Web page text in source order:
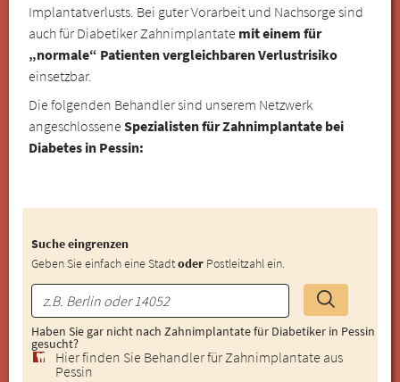
Implantatverlusts. Bei guter Vorarbeit und Nachsorge sind
auch für Diabetiker Zahnimplantate mit einem für
„normale“ Patienten vergleichbaren Verlustrisiko
einsetzbar.
Die folgenden Behandler sind unserem Netzwerk
angeschlosseneSpezialisten für Zahnimplantate bei
Diabetes in Pessin:
Suche eingrenzen
Geben Sie einfach eine Stadtoder Postleitzahl ein.
Haben Sie gar nicht nach Zahnimplantate für Diabetiker in Pessin
gesucht?
Hier finden Sie Behandler für Zahnimplantate aus
Pessin